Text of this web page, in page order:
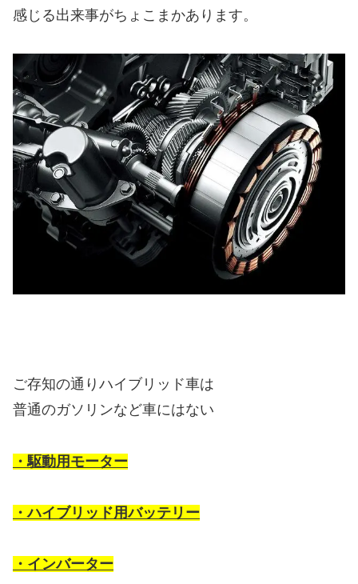
感じる出来事がちょこまかあります。
ご存知の通りハイブリッド車は
普通のガソリンなど車にはない
・駆動用モーター
・ハイブリッド用バッテリー
・インバーター